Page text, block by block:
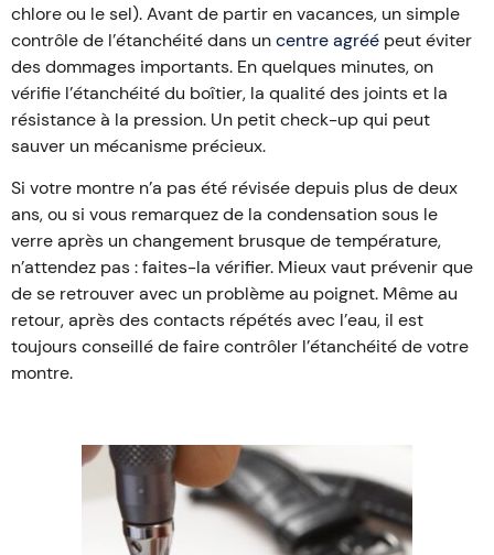
chlore ou le sel). Avant de partir en vacances, un simple
contrôle de l’étanchéité dans uncentre agréé peut éviter
des dommages importants. En quelques minutes, on
vérifie l’étanchéité du boîtier, la qualité des joints et la
résistance à la pression. Un petit check-up qui peut
sauver un mécanisme précieux.
Si votre montre n’a pas été révisée depuis plus de deux
ans, ou si vous remarquez de la condensation sous le
verre après un changement brusque de température,
n’attendez pas : faites-la vérifier. Mieux vaut prévenir que
de se retrouver avec un problème au poignet. Même au
retour, après des contacts répétés avec l’eau, il est
toujours conseillé de faire contrôler l’étanchéité de votre
montre.